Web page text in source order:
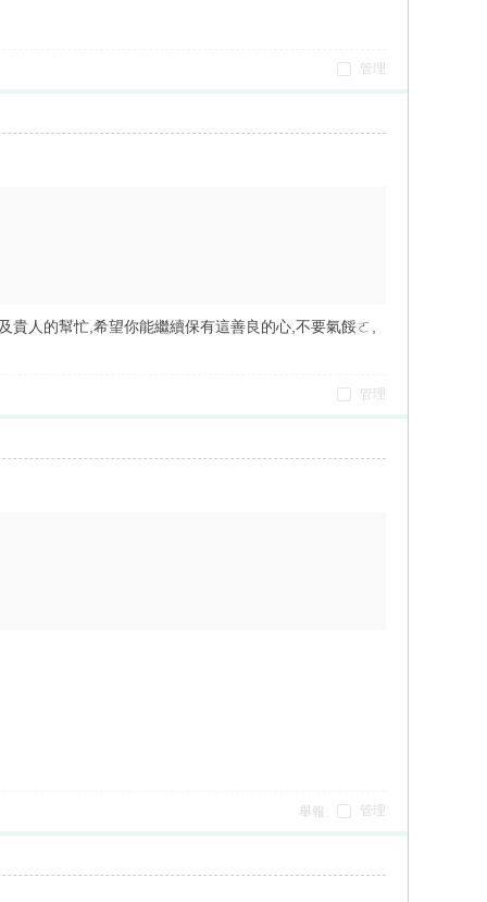
管理
人的幫忙,希望你能繼續保有這善良的心,不要氣餒ㄛ,
管理
管理
舉報